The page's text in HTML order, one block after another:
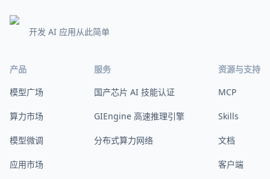
开发 AI 应用从此简单
产品
模型广场
算力市场
模型微调
应用市场
服务
国产芯片 AI 技能认证
GIEngine 高速推理引擎
分布式算力网络
资源与支持
MCP
Skills
文档
客户端